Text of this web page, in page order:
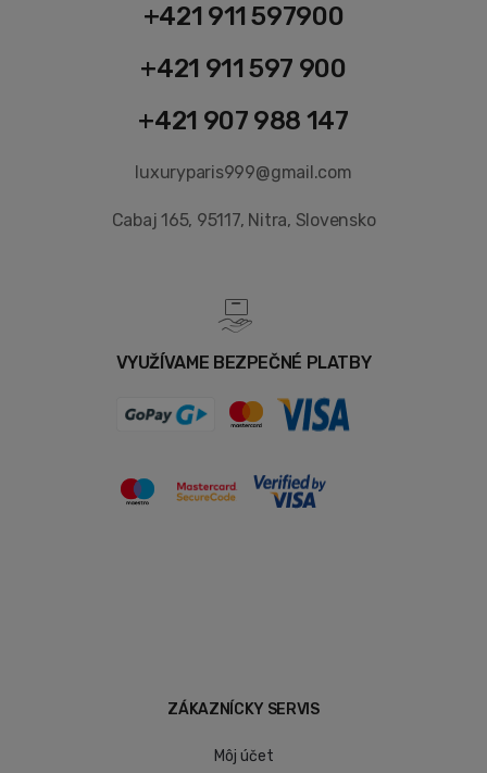
+421 911 597900
+421 911 597 900
+421 907 988 147
luxuryparis999@gmail.com
Cabaj 165, 95117, Nitra, Slovensko
VYUŽÍVAME BEZPEČNÉ PLATBY
ZÁKAZNÍCKY SERVIS
Môj účet